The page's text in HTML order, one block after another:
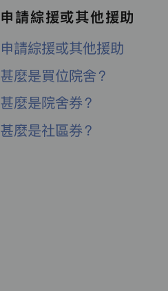
申請綜援或其他援助
申請綜援或其他援助
甚麼是買位院舍？
甚麼是院舍券？
甚麼是社區券？